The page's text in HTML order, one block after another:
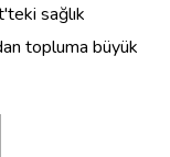
sağlık
topluma büyük